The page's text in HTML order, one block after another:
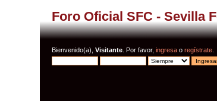
Foro Oficial SFC - Sevilla
Bienvenido(a),Visitante . Por favor,ingresa oregístrate